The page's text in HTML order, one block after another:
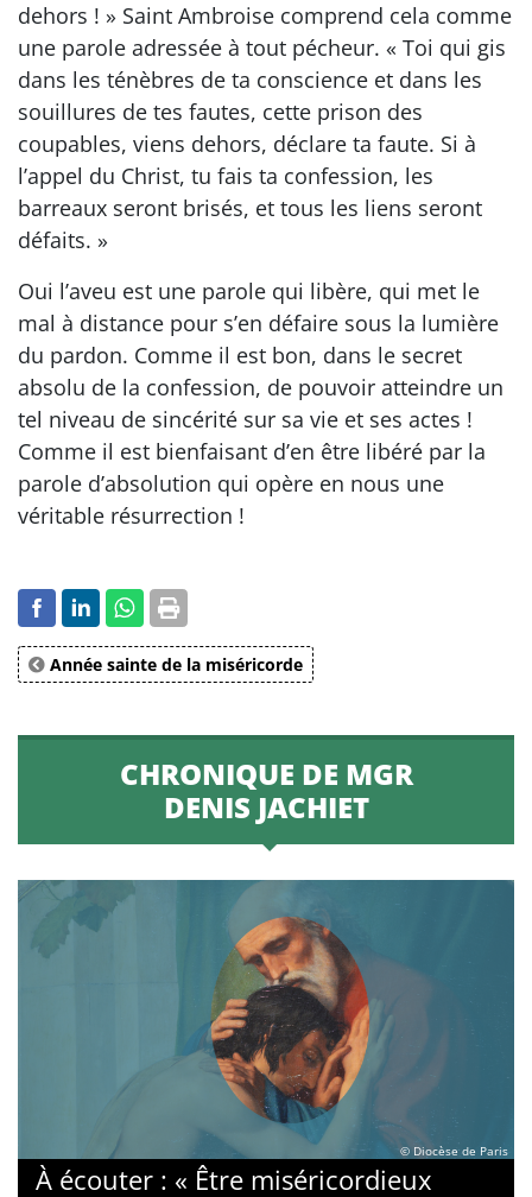
dehors ! » Saint Ambroise comprend cela comme
une parole adressée à tout pécheur. « Toi qui gis
dans les ténèbres de ta conscience et dans les
souillures de tes fautes, cette prison des
coupables, viens dehors, déclare ta faute. Si à
l’appel du Christ, tu fais ta confession, les
barreaux seront brisés, et tous les liens seront
défaits. »
Oui l’aveu est une parole qui libère, qui met le
mal à distance pour s’en défaire sous la lumière
du pardon. Comme il est bon, dans le secret
absolu de la confession, de pouvoir atteindre un
tel niveau de sincérité sur sa vie et ses actes !
Comme il est bienfaisant d’en être libéré par la
parole d’absolution qui opère en nous une
véritable résurrection !
Année sainte de la miséricorde
CHRONIQUE DE MGR
DENIS JACHIET
© Diocèse de Paris
À écouter : « Être miséricordieux